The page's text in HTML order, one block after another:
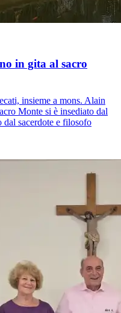
in gita al sacro
insieme a mons. Alain
Monte si è insediato dal
sacerdote e filosofo